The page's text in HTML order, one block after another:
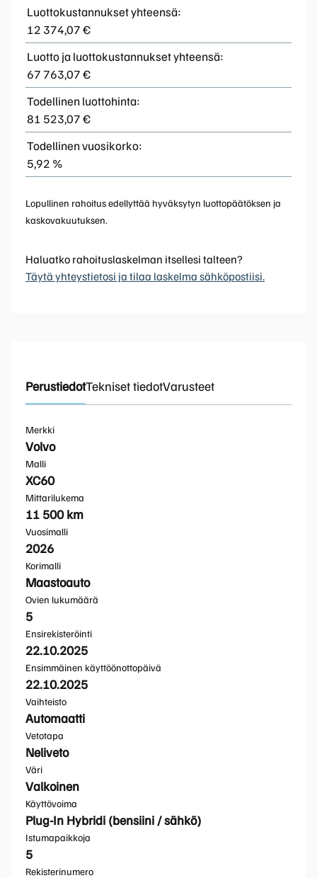
Luottokustannukset yhteensä:
12 374,07 €
Luotto ja luottokustannukset yhteensä:
67 763,07 €
Todellinen luottohinta:
81 523,07 €
Todellinen vuosikorko:
5,92 %
Lopullinen rahoitus edellyttää hyväksytyn luottopäätöksen ja
kaskovakuutuksen.
Haluatko rahoituslaskelman itsellesi talteen?
Täytä yhteystietosi ja tilaa laskelma sähköpostiisi.
PerustiedotTekniset tiedotVarusteet
Merkki
Volvo
Malli
XC60
Mittarilukema
11 500 km
Vuosimalli
2026
Korimalli
Maastoauto
Ovien lukumäärä
5
Ensirekisteröinti
22.10.2025
Ensimmäinen käyttöönottopäivä
22.10.2025
Vaihteisto
Automaatti
Vetotapa
Neliveto
Väri
Valkoinen
Käyttövoima
Plug-In Hybridi (bensiini / sähkö)
Istumapaikkoja
5
Rekisterinumero